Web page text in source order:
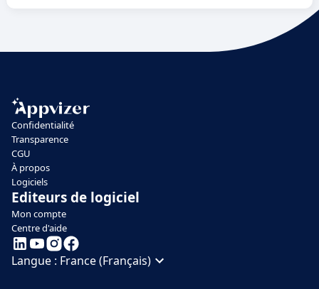
Confidentialité
Transparence
CGU
À propos
Logiciels
Editeurs de logiciel
Mon compte
Centre d'aide
Langue : France (Français)